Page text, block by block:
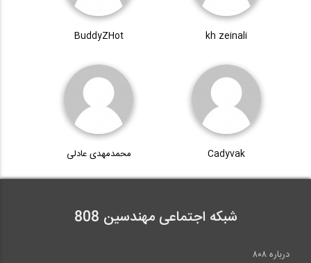
kh zeinali
BuddyZHot
Cadyvak محمدمهدی عادلی
شبکه اجتماعی مهندسین 808
درباره ۸۰۸